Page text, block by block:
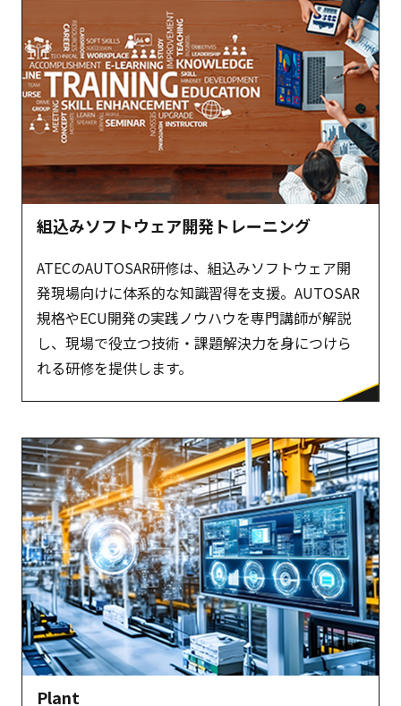
組込みソフトウェア開発トレーニング
ATECのAUTOSAR研修は、組込みソフトウェア開
発現場向けに体系的な知識習得を支援。AUTOSAR
規格やECU開発の実践ノウハウを専門講師が解説
し、現場で役立つ技術・課題解決力を身につけら
れる研修を提供します。
Plant